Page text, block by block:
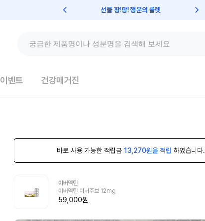
선물 팡!팡! 행운의 룰렛
이벤트 건강매거진
바로 사용 가능한 적립금 13,270원을 적립 하였습니다.
이버멕틴
이버멕틴 이버주브 12mg
59,000원